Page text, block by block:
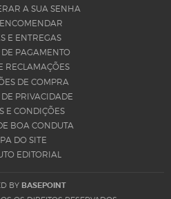
A SUA SENHA
E ENTREGAS
PAGAMENTO
RECLAMAÇÕES
DE COMPRA
PRIVACIDADE
E CONDIÇÕES
BOA CONDUTA
DO SITE
EDITORIAL
BY BASEPOINT